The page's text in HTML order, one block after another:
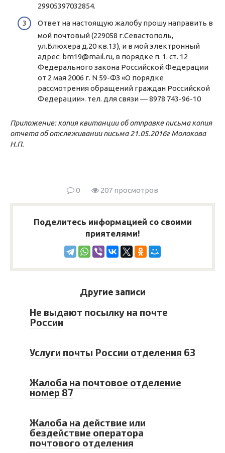
29905397032854.
Ответ на настоящую жалобу прошу направить в
мой почтовый (229058 г.Севастополь,
ул.Блюхера д.20 кв.13), и в мой электронный
адрес: bm19@mail.ru, в порядке п. 1. ст. 12
Федерального закона Российской Федерации
от 2 мая 2006 г. N 59-ФЗ «О порядке
рассмотрения обращений граждан Российской
Федерации». тел. для связи — 8978 743-96-10
Приложение: копия квитанции об отправке письма копия
отчета об отслеживании письма 21.05.2016г Молокова
Н.П.
0 207 просмотров
Поделитесь информацией со своими
приятелями!
Другие записи
Не выдают посылку на почте
России
Услуги почты России отделения 63
Жалоба на почтовое отделение
номер 87
Жалоба на действие или
бездействие оператора
почтового отделения